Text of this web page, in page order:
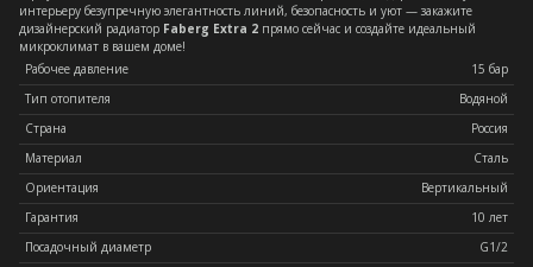
интерьеру безупречную элегантность линий, безопасность и уют — закажите
дизайнерский радиатор Faberg Extra 2 прямо сейчас и создайте идеальный
микроклимат в вашем доме!
Рабочее давление
15 бар
Тип отопителя
Водяной
Страна
Россия
Материал
Сталь
Ориентация
Вертикальный
Гарантия
10 лет
Посадочный диаметр
G1/2